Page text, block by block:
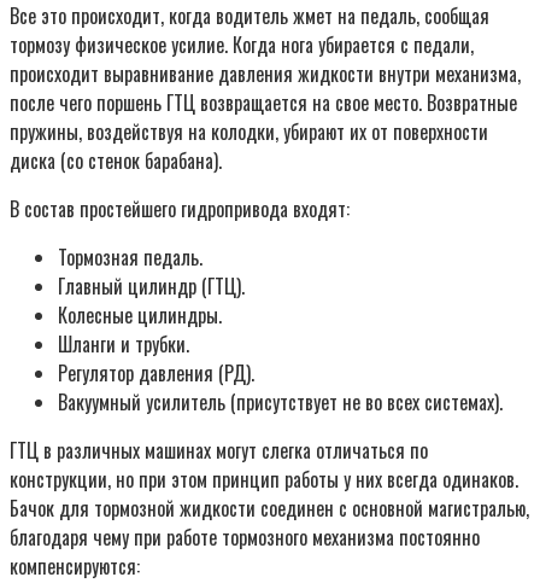
Все это происходит, когда водитель жмет на педаль, сообщая
тормозу физическое усилие. Когда нога убирается с педали,
происходит выравнивание давления жидкости внутри механизма,
после чего поршень ГТЦ возвращается на свое место. Возвратные
пружины, воздействуя на колодки, убирают их от поверхности
диска (со стенок барабана).
В состав простейшего гидропривода входят:
Тормозная педаль.
Главный цилиндр (ГТЦ).
Колесные цилиндры.
Шланги и трубки.
Регулятор давления (РД).
Вакуумный усилитель (присутствует не во всех системах).
ГТЦ в различных машинах могут слегка отличаться по
конструкции, но при этом принцип работы у них всегда одинаков.
Бачок для тормозной жидкости соединен с основной магистралью,
благодаря чему при работе тормозного механизма постоянно
компенсируются: